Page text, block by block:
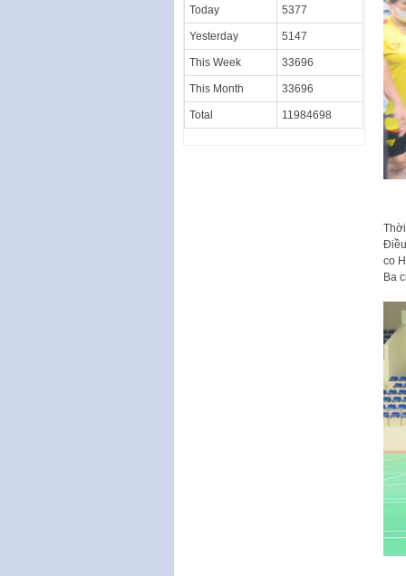
co
Ba
Today 5377
Yesterday 5147
This Week 33696
This Month 33696
Total 11984698